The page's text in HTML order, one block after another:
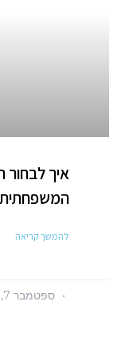
איך
להמשך קריאה
ספטמבר 7, 2020